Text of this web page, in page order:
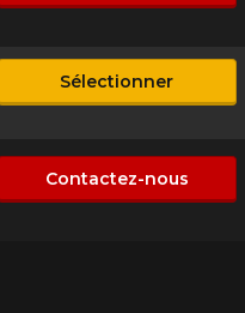
Sélectionner
Contactez-nous